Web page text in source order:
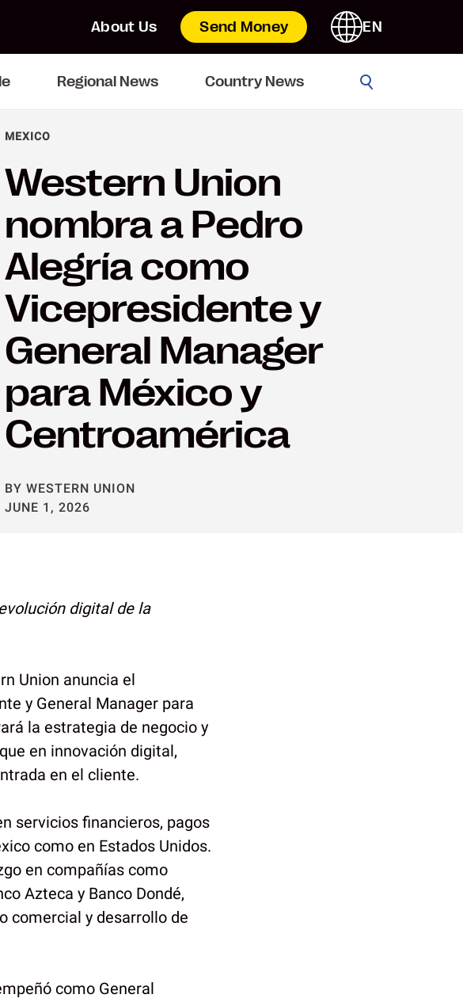
About Us Send Money EN
Regional News Country News
Go
Western Union
nombra a Pedro
Alegría como
Vicepresidente y
General Manager
para México y
Centroamérica
MEXICO
BY WESTERN UNION
JUNE 1, 2026
digital de la
Union anuncia el
y General Manager para
la estrategia de negocio y
en innovación digital,
en el cliente.
servicios financieros, pagos
como en Estados Unidos.
en compañías como
Azteca y Banco Dondé,
comercial y desarrollo de
como General